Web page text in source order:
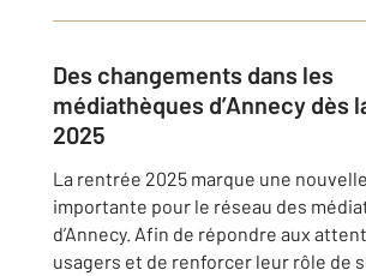
Des changements dans les
médiathèques d’Annecy dès
2025
La rentrée 2025 marque une
importante pour le réseau des
d’Annecy. Afin de répondre aux
usagers et de renforcer leur rôle de